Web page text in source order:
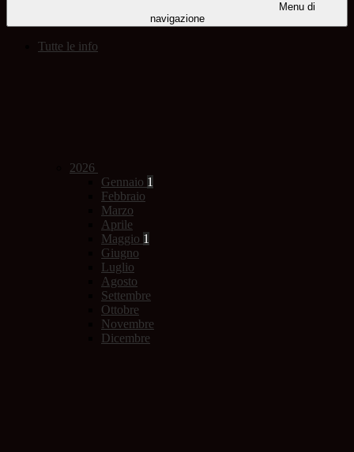
Menu di
navigazione
Tutte le info
2026
Gennaio 1
Febbraio
Marzo
Aprile
Maggio 1
Giugno
Luglio
Agosto
Settembre
Ottobre
Novembre
Dicembre